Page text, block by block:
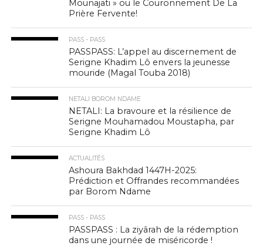
Mounajati » ou le Couronnement De La
Prière Fervente!
PASS - PASS
PASSPASS: L’appel au discernement de
Serigne Khadim Lô envers la jeunesse
mouride (Magal Touba 2018)
NETALI BOROM NDAME
NETALI: La bravoure et la résilience de
Serigne Mouhamadou Moustapha, par
Serigne Khadim Lô
ACTUALITÉS
Ashoura Bakhdad 1447H-2025:
Prédiction et Offrandes recommandées
par Borom Ndame
PASS - PASS
PASSPASS : La ziyârah de la rédemption
dans une journée de miséricorde !